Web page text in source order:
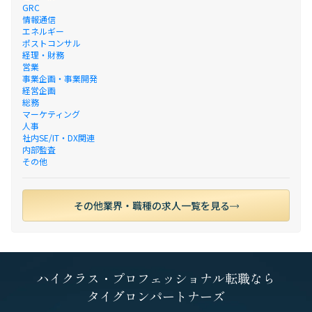
GRC
情報通信
エネルギー
ポストコンサル
経理・財務
営業
事業企画・事業開発
経営企画
総務
マーケティング
人事
社内SE/IT・DX関連
内部監査
その他
その他業界・職種の求人一覧を見る
ハイクラス・プロフェッショナル転職なら
タイグロンパートナーズ